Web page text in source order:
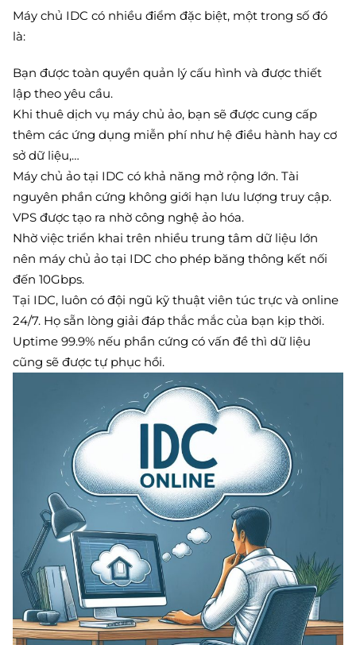
Máy chủ IDC có nhiều điểm đặc biệt, một trong số đó
là:
Bạn được toàn quyền quản lý cấu hình và được thiết
lập theo yêu cầu.
Khi thuê dịch vụ máy chủ ảo, bạn sẽ được cung cấp
thêm các ứng dụng miễn phí như hệ điều hành hay cơ
sở dữ liệu,…
Máy chủ ảo tại IDC có khả năng mở rộng lớn. Tài
nguyên phần cứng không giới hạn lưu lượng truy cập.
VPS được tạo ra nhờ công nghệ ảo hóa.
Nhờ việc triển khai trên nhiều trung tâm dữ liệu lớn
nên máy chủ ảo tại IDC cho phép băng thông kết nối
đến 10Gbps.
Tại IDC, luôn có đội ngũ kỹ thuật viên túc trực và online
24/7. Họ sẵn lòng giải đáp thắc mắc của bạn kịp thời.
Uptime 99.9% nếu phần cứng có vấn đề thì dữ liệu
cũng sẽ được tự phục hồi.